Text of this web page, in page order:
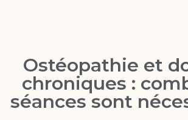
Ostéopathie et
chroniques :
séances sont